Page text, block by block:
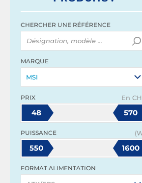
CHERCHER UNE RÉFÉRENCE
MARQUE
MSI
PRIX En
48 570
PUISSANCE
550 1600
FORMAT ALIMENTATION